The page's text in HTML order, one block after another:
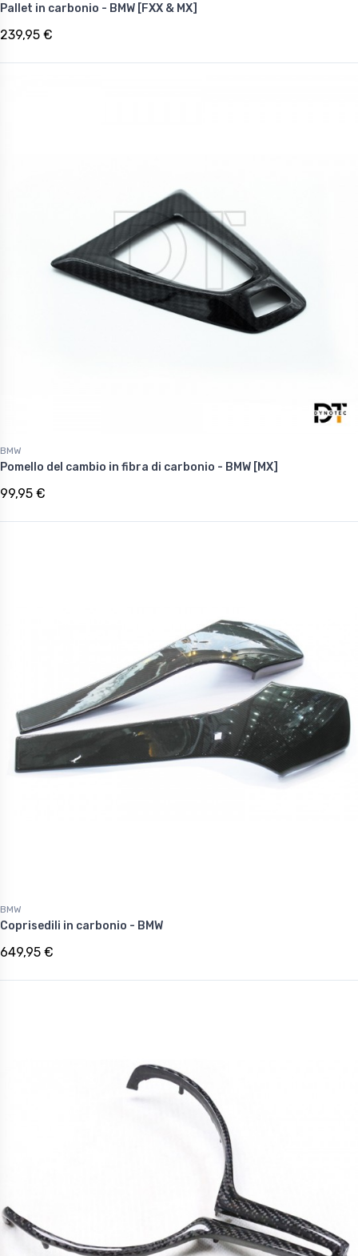
Pallet in carbonio - BMW [FXX & MX]
239,95 €
BMW
Pomello del cambio in fibra di carbonio - BMW [MX]
99,95 €
BMW
Coprisedili in carbonio - BMW
649,95 €